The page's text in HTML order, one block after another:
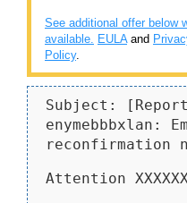
See additional offer below
available. EULAand
Policy.
Subject:
enymebbbxlan:
reconfirmation
Attention